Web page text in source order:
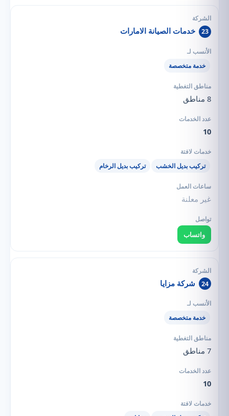
23 خدمات الصيانة الامارات
خدمة متخصصة
8 مناطق
10
تركيب بديل الخشب تركيب بديل الرخام
غير معلنة
واتساب
24 شركة مزايا
خدمة متخصصة
7 مناطق
10